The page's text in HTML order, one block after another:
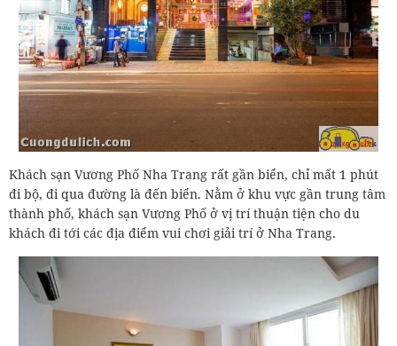
Khách sạn Vương Phố Nha Trang rất gần biển, chỉ mất 1 phút
đi bộ, đi qua đường là đến biển. Nằm ở khu vực gần trung tâm
thành phố, khách sạn Vương Phố ở vị trí thuận tiện cho du
khách đi tới các địa điểm vui chơi giải trí ở Nha Trang.